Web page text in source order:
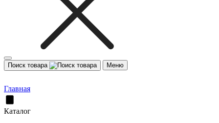
Поиск товара Меню
Главная
Каталог